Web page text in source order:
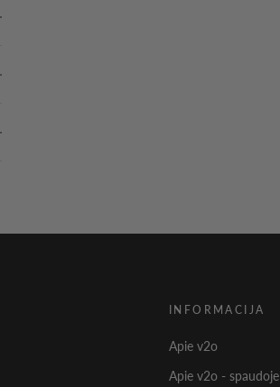
INFORMACIJA
Apie v2o
Apie v2o - spaudoje